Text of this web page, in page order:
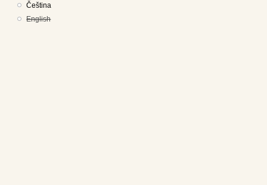
Čeština
English